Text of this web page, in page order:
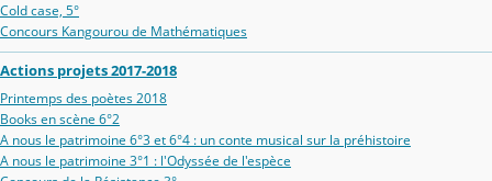
Cold case, 5°
Concours Kangourou de Mathématiques
Actions projets 2017-2018
Printemps des poètes 2018
Books en scène 6°2
A nous le patrimoine 6°3 et 6°4 : un conte musical sur la préhistoire
A nous le patrimoine 3°1 : l'Odyssée de l'espèce